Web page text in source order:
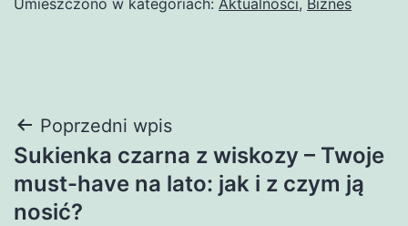
Nawigacja
wpisu
Poprzedni wpis
Sukienka czarna z wiskozy – Twoje
must-have na lato: jak i z czym ją
nosić?